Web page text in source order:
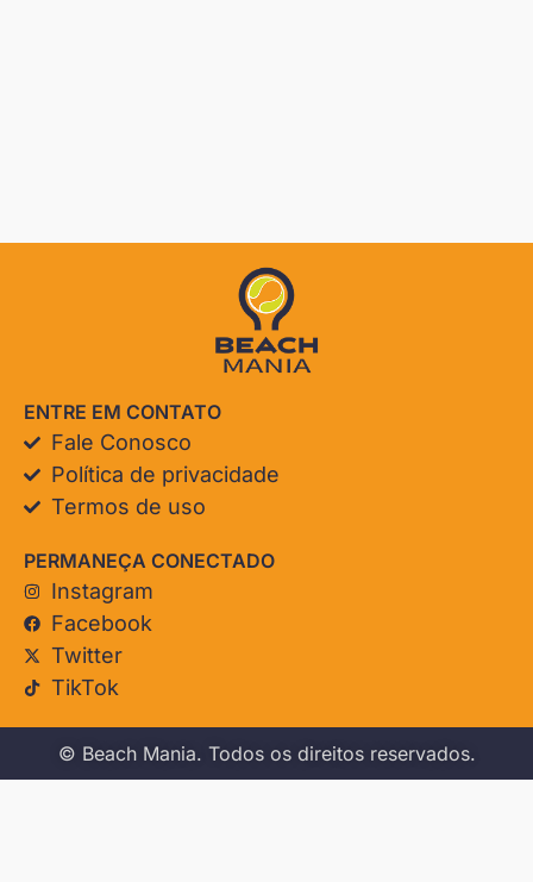
ENTRE EM CONTATO
Fale Conosco
Política de privacidade
Termos de uso
PERMANEÇA CONECTADO
Instagram
Facebook
Twitter
TikTok
© Beach Mania. Todos os direitos reservados.